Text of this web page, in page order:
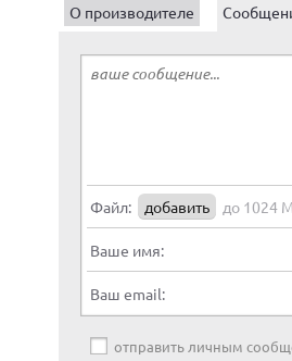
О производителе
Файл: добавить до 1024
Ваше имя:
Ваш email:
отправить личным